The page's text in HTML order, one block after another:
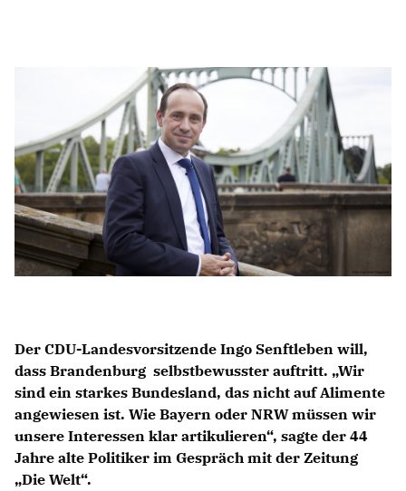
IM LANDTAG
IN DER LANDESREGIERUNG
IM BUNDESTAG
IM EUROPÄISCHEN PARLAMENT
NEWSLETTER ABONNIEREN
BILDER
PRESSE
SPENDEN
Mitglied werden
Der CDU-Landesvorsitzende Ingo Senftleben will,
dass Brandenburg selbstbewusster auftritt. „Wir
sind ein starkes Bundesland, das nicht auf Alimente
angewiesen ist. Wie Bayern oder NRW müssen wir
unsere Interessen klar artikulieren“, sagte der 44
Jahre alte Politiker im Gespräch mit der Zeitung
Die Welt“.